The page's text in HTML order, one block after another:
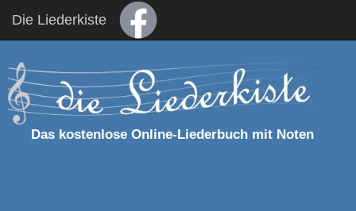
Die Liederkiste
Das kostenlose Online-Liederbuch mit Noten